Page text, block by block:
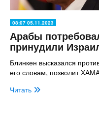
08:07 05.11.2023
Арабы
принудили
Блинкен высказался
его словам, позволит
Читать